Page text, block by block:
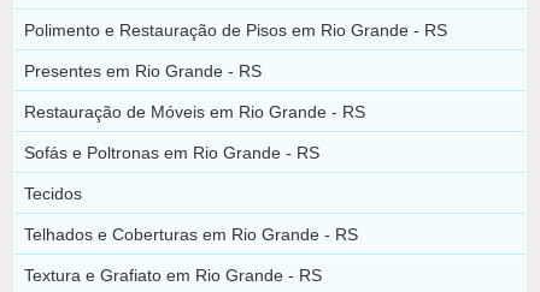
Polimento e Restauração de Pisos em Rio Grande - RS
Presentes em Rio Grande - RS
Restauração de Móveis em Rio Grande - RS
Sofás e Poltronas em Rio Grande - RS
Tecidos
Telhados e Coberturas em Rio Grande - RS
Textura e Grafiato em Rio Grande - RS